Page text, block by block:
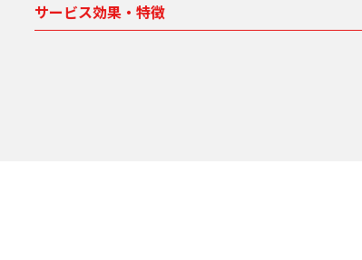
サービス効果・特徴